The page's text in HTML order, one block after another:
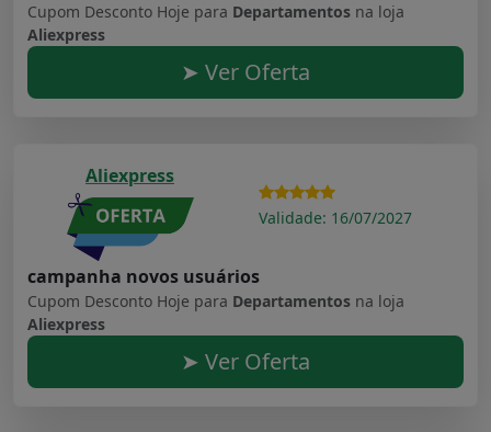
Cupom Desconto Hoje para Departamentos na loja
Aliexpress
➤ Ver Oferta
Aliexpress
Validade: 16/07/2027
campanha novos usuários
Cupom Desconto Hoje para Departamentos na loja
Aliexpress
➤ Ver Oferta